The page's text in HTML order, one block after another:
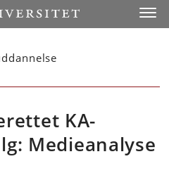
KA-
Medieanalyse